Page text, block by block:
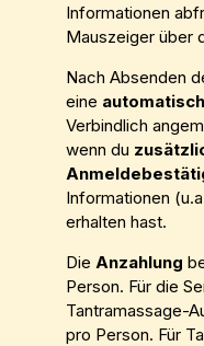
Informationen
Mauszeiger über
Nach Absenden
eine
Verbindlich
wenn du
Informationen
erhalten hast.
Die Anzahlung
Person. Für die
Tantramassage-
pro Person. Für